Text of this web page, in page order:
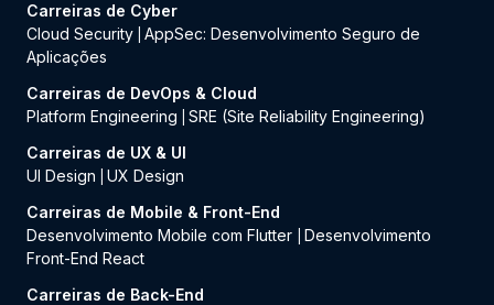
Carreiras de Cyber
Cloud Security AppSec: Desenvolvimento Seguro de
Aplicações
Carreiras de DevOps & Cloud
Platform Engineering
SRE (Site Reliability Engineering)
Carreiras de UX & UI
UI Design
UX Design
Carreiras de Mobile & Front-End
Desenvolvimento Mobile com Flutter
Desenvolvimento
Front-End React
Carreiras de Back-End